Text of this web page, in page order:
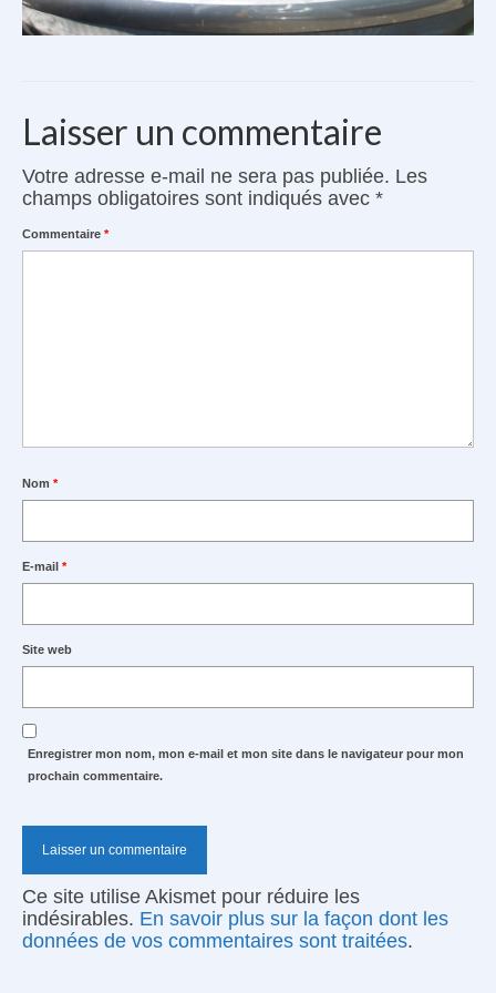
Laisser un commentaire
Votre adresse e-mail ne sera pas publiée. Les
champs obligatoires sont indiqués avec *
Commentaire *
Nom *
E-mail *
Site web
Enregistrer mon nom, mon e-mail et mon site dans le navigateur pour mon
prochain commentaire.
Ce site utilise Akismet pour réduire les
indésirables. En savoir plus sur la façon dont les
données de vos commentaires sont traitées.